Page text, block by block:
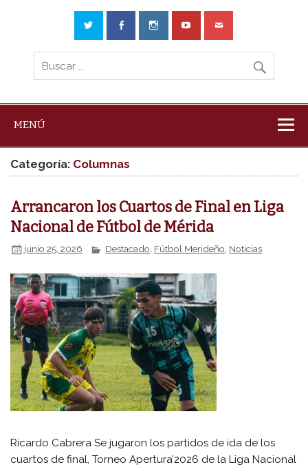
MENÚ
Categoría: Columnas
Arrancaron los Cuartos de Final en Liga
Nacional de Fútbol de Mérida
junio 25, 2026 Destacado, Fútbol Merideño, Noticias
Ricardo Cabrera Se jugaron los partidos de ida de los
cuartos de final, Torneo Apertura’2026 de la Liga Nacional